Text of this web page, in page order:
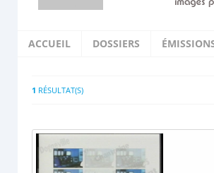
ACCUEIL DOSSIERS
1 RÉSULTAT(S)